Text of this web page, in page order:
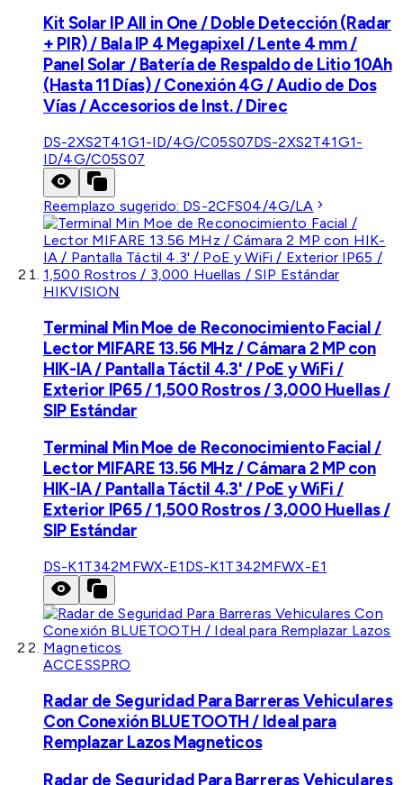
Kit Solar IP All in One / Doble Detección (Radar
+ PIR) / Bala IP 4 Megapixel / Lente 4 mm /
Panel Solar / Batería de Respaldo de Litio 10Ah
(Hasta 11 Días) / Conexión 4G / Audio de Dos
Vías / Accesorios de Inst. / Direc
DS-2XS2T41G1-ID/4G/C05S07DS-2XS2T41G1-
ID/4G/C05S07
Reemplazo sugerido: DS-2CFS04/4G/LA
HIKVISION
Terminal Min Moe de Reconocimiento Facial /
Lector MIFARE 13.56 MHz / Cámara 2 MP con
HIK-IA / Pantalla Táctil 4.3' / PoE y WiFi /
Exterior IP65 / 1,500 Rostros / 3,000 Huellas /
SIP Estándar
Terminal Min Moe de Reconocimiento Facial /
Lector MIFARE 13.56 MHz / Cámara 2 MP con
HIK-IA / Pantalla Táctil 4.3' / PoE y WiFi /
Exterior IP65 / 1,500 Rostros / 3,000 Huellas /
SIP Estándar
DS-K1T342MFWX-E1 DS-K1T342MFWX-E1
ACCESSPRO
Radar de Seguridad Para Barreras Vehiculares
Con Conexión BLUETOOTH / Ideal para
Remplazar Lazos Magneticos
Radar de Seguridad Para Barreras Vehiculares